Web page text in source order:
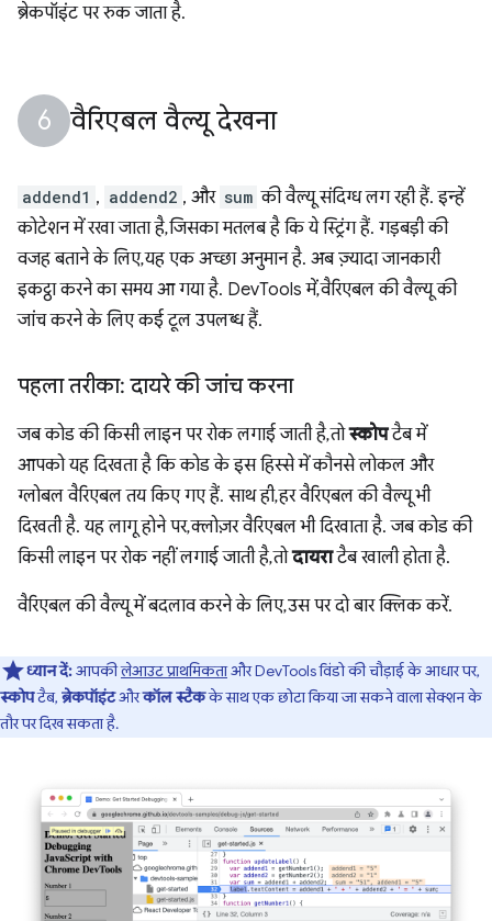
ब्रेकपॉइंट पर रुक जाता है.
वैरिएबल वैल्यू देखना
addend1 , addend2 , और sum की वैल्यू संदिग्ध लग रही हैं. इन्हें
कोटेशन में रखा जाता है, जिसका मतलब है कि ये स्ट्रिंग हैं. गड़बड़ी की
वजह बताने के लिए, यह एक अच्छा अनुमान है. अब ज़्यादा जानकारी
इकट्ठा करने का समय आ गया है. DevTools में, वैरिएबल की वैल्यू की
जांच करने के लिए कई टूल उपलब्ध हैं.
पहला तरीका: दायरे की जांच करना
जब कोड की किसी लाइन पर रोक लगाई जाती है, तोस्कोपटैब में
आपको यह दिखता है कि कोड के इस हिस्से में कौनसे लोकल और
ग्लोबल वैरिएबल तय किए गए हैं. साथ ही, हर वैरिएबल की वैल्यू भी
दिखती है. यह लागू होने पर, क्लोज़र वैरिएबल भी दिखाता है. जब कोड की
किसी लाइन पर रोक नहीं लगाई जाती है, तोदायराटैब खाली होता है.
वैरिएबल की वैल्यू में बदलाव करने के लिए, उस पर दो बार क्लिक करें.
ध्यान दें:आपकीलेआउट प्राथमिकताऔर DevTools विंडो की चौड़ाई के आधार पर,
स्कोपटैब, ब्रेकपॉइंटऔरकॉल स्टैकके साथ एक छोटा किया जा सकने वाला सेक्शन के
तौर पर दिख सकता है.